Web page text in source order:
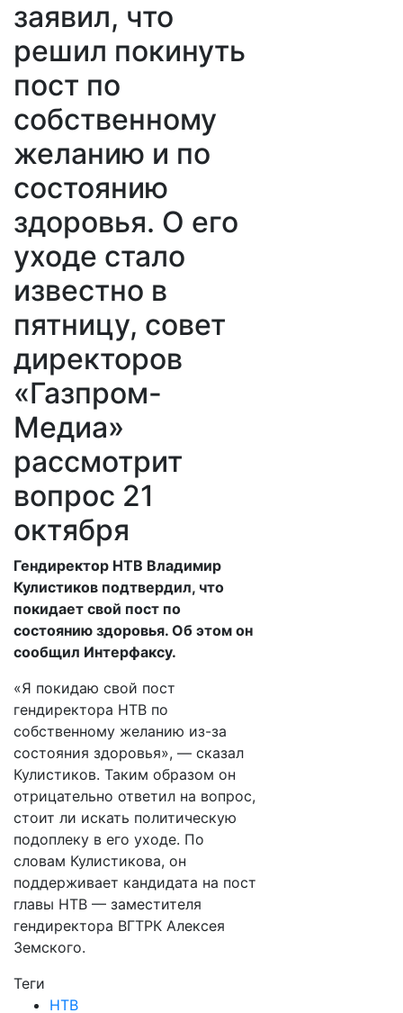
заявил, что
решил покинуть
пост по
собственному
желанию и по
состоянию
здоровья. О его
уходе стало
известно в
пятницу, совет
директоров
«Газпром-
Медиа»
рассмотрит
вопрос 21
октября
​Гендиректор НТВ Владимир
Кулистиков подтвердил, что
покидает свой пост по
состоянию здоровья. Об этом он
сообщил Интерфаксу.
«Я покидаю свой пост
гендиректора НТВ по
собственному желанию из-за
состояния здоровья», — сказал
Кулистиков. Таким образом он
отрицательно ответил на вопрос,
стоит ли искать политическую
подоплеку в его уходе. По
словам Кулистикова, он
поддерживает кандидата на пост
главы НТВ — заместителя
гендиректора ВГТРК Алексея
Земского.
Теги
НТВ